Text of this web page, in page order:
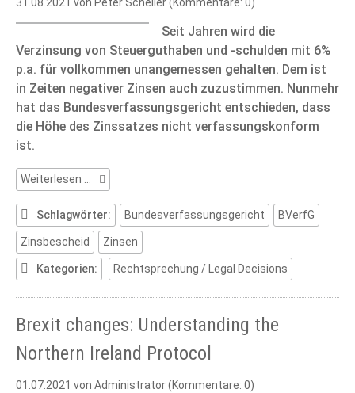
Seit Jahren wird die
Verzinsung von Steuerguthaben und -schulden mit 6%
p.a. für vollkommen unangemessen gehalten. Dem ist
in Zeiten negativer Zinsen auch zuzustimmen. Nunmehr
hat das Bundesverfassungsgericht entschieden, dass
die Höhe des Zinssatzes nicht verfassungskonform
ist.
Weiterlesen …
Zinsen
auf
Steuern
verfassungswidrig
Schlagwörter: Bundesverfassungsgericht BVerfG
Zinsbescheid Zinsen
Kategorien: Rechtsprechung / Legal Decisions
Brexit changes: Understanding the
Northern Ireland Protocol
01.07.2021 von Administrator (Kommentare: 0)